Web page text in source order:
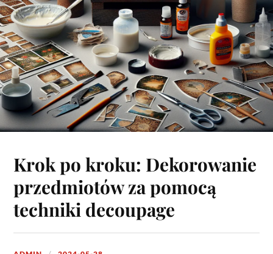
Krok po kroku: Dekorowanie
przedmiotów za pomocą
techniki decoupage